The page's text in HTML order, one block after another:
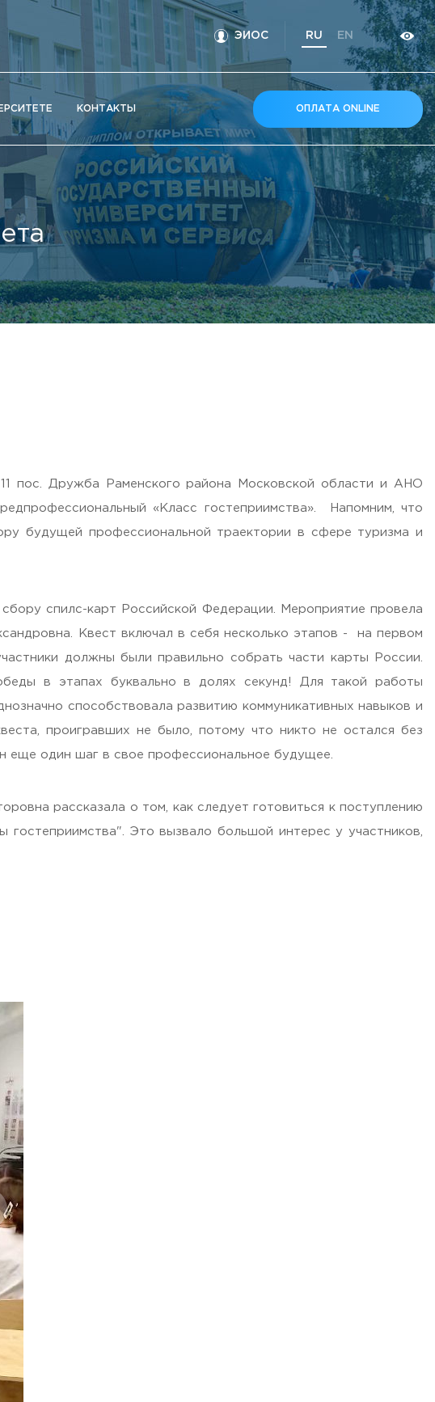
ЭИОС RU EN
КOНТАКТЫ ОПЛАТА ONLINE
пос. Дружба Раменского района Московской области и АНО
«Класс гостеприимства». Напомним, что
будущей профессиональной траектории в сфере туризма и
спилс-карт Российской Федерации. Мероприятие провела
Квест включал в себя несколько этапов - на первом
должны были правильно собрать части карты России.
в этапах буквально в долях секунд! Для такой работы
способствовала развитию коммуникативных навыков и
проигравших не было, потому что никто не остался без
еще один шаг в свое профессиональное будущее.
рассказала о том, как следует готовиться к поступлению
Это вызвало большой интерес у участников,